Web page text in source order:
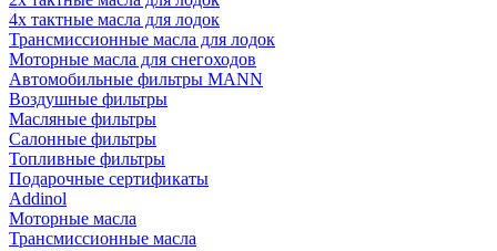
4х тактные масла для лодок
Трансмиссионные масла для лодок
Моторные масла для снегоходов
Автомобильные фильтры MANN
Воздушные фильтры
Масляные фильтры
Салонные фильтры
Топливные фильтры
Подарочные сертификаты
Addinol
Моторные масла
Трансмиссионные масла